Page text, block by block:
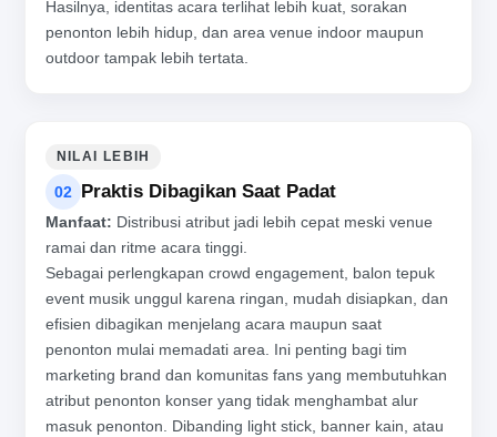
Hasilnya, identitas acara terlihat lebih kuat, sorakan
penonton lebih hidup, dan area venue indoor maupun
outdoor tampak lebih tertata.
NILAI LEBIH
02 Praktis Dibagikan Saat Padat
Manfaat: Distribusi atribut jadi lebih cepat meski venue
ramai dan ritme acara tinggi.
Sebagai perlengkapan crowd engagement, balon tepuk
event musik unggul karena ringan, mudah disiapkan, dan
efisien dibagikan menjelang acara maupun saat
penonton mulai memadati area. Ini penting bagi tim
marketing brand dan komunitas fans yang membutuhkan
atribut penonton konser yang tidak menghambat alur
masuk penonton. Dibanding light stick, banner kain, atau